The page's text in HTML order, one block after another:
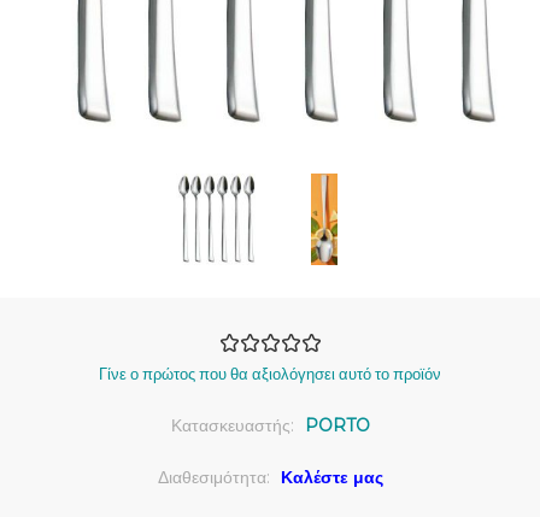
Γίνε ο πρώτος που θα αξιολόγησει αυτό το προϊόν
Κατασκευαστής: PORTO
Διαθεσιμότητα: Καλέστε μας